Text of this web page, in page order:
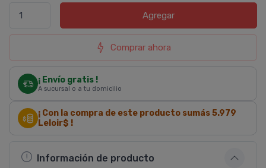
Agregar
Comprar ahora
¡ Envío gratis !
A sucursal o a tu domicilio
¡ Con la compra de este producto sumás5.979
Leloir$ !
Información de producto